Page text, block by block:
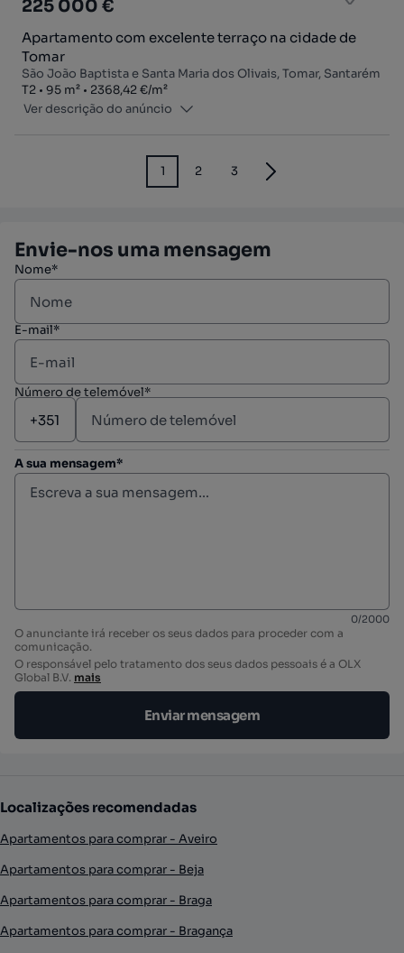
225 000 €
Apartamento com excelente terraço na cidade de
Tomar
São João Baptista e Santa Maria dos Olivais, Tomar, Santarém
Tipologia
T2
Zona95 m²
Preço por metro quadrado
2368,42 €/m²
Ver descrição do anúncio
1 2 3
Envie-nos uma mensagem
Nome*
E-mail*
Número de telemóvel*
A sua mensagem*
0/2000
O anunciante irá receber os seus dados para proceder com a
comunicação.
O responsável pelo tratamento dos seus dados pessoais é a OLX
Global B.V. mais
Enviar mensagem
Localizações recomendadas
Apartamentos para comprar - Aveiro
Apartamentos para comprar - Beja
Apartamentos para comprar - Braga
Apartamentos para comprar - Bragança